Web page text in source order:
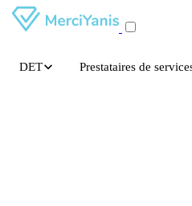
DET Prestataires de